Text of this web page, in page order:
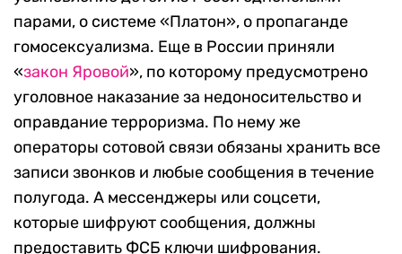
парами, о системе «Платон», о пропаганде
гомосексуализма. Еще в России приняли
«закон Яровой», по которому предусмотрено
уголовное наказание за недоносительство и
оправдание терроризма. По нему же
операторы сотовой связи обязаны хранить все
записи звонков и любые сообщения в течение
полугода. А мессенджеры или соцсети,
которые шифруют сообщения, должны
предоставить ФСБ ключи шифрования.